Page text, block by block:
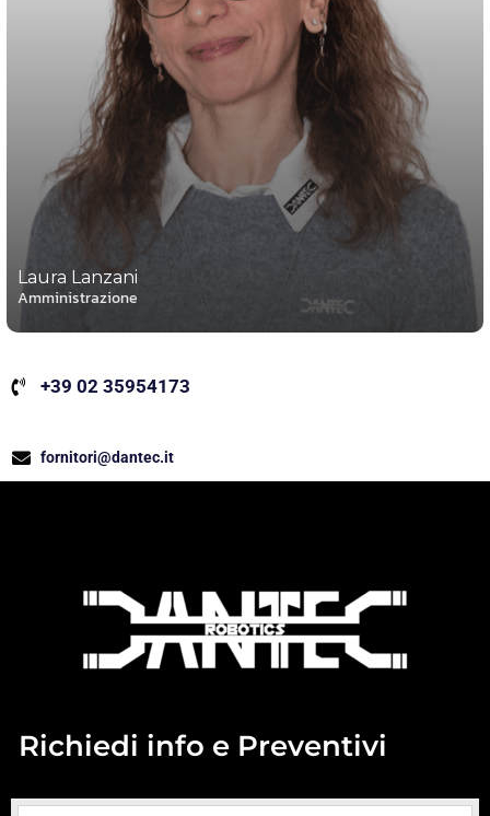
Laura Lanzani
Amministrazione
+39 02 35954173
fornitori@dantec.it
Richiedi info e Preventivi